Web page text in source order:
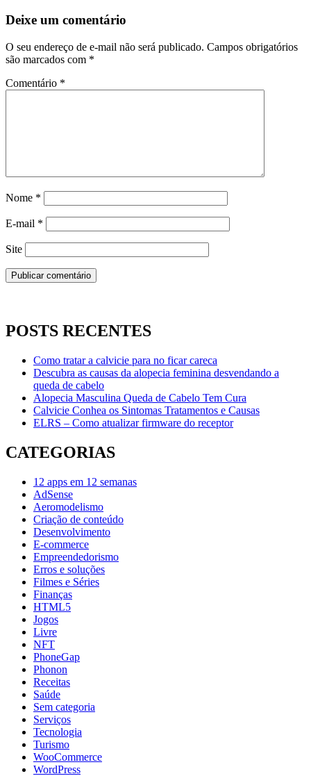
Deixe um comentário
O seu endereço de e-mail não será publicado. Campos obrigatórios
são marcados com *
Comentário *
Nome *
E-mail *
Site
POSTS RECENTES
Como tratar a calvicie para no ficar careca
Descubra as causas da alopecia feminina desvendando a
queda de cabelo
Alopecia Masculina Queda de Cabelo Tem Cura
Calvicie Conhea os Sintomas Tratamentos e Causas
ELRS – Como atualizar firmware do receptor
CATEGORIAS
12 apps em 12 semanas
AdSense
Aeromodelismo
Criação de conteúdo
Desenvolvimento
E-commerce
Empreendedorismo
Erros e soluções
Filmes e Séries
Finanças
HTML5
Jogos
Livre
NFT
PhoneGap
Phonon
Receitas
Saúde
Sem categoria
Serviços
Tecnologia
Turismo
WooCommerce
WordPress